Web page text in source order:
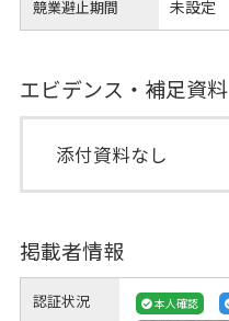
競業避止期間 未設定
エビデンス・補足資料
添付資料なし
掲載者情報
認証状況 本人確認